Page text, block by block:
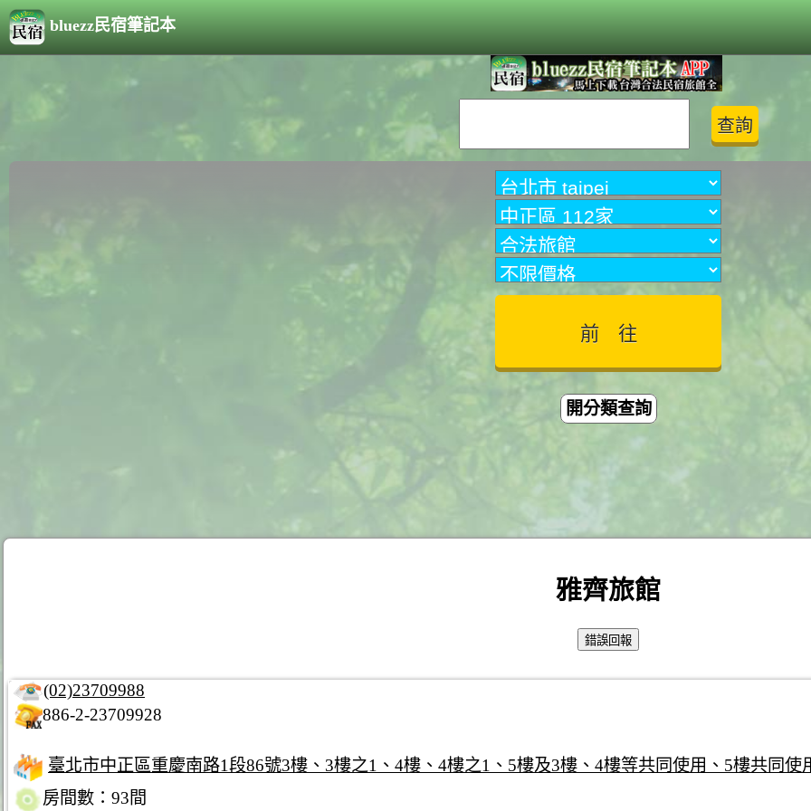
bluezz民宿筆記本
開分類查詢
雅齊旅館
(02)23709988
886-2-23709928
臺北市中正區重慶南路1段86號3樓、3樓之1、4樓、4樓之1、5樓及3樓、4樓等共同使用、5樓共同使
房間數：93間